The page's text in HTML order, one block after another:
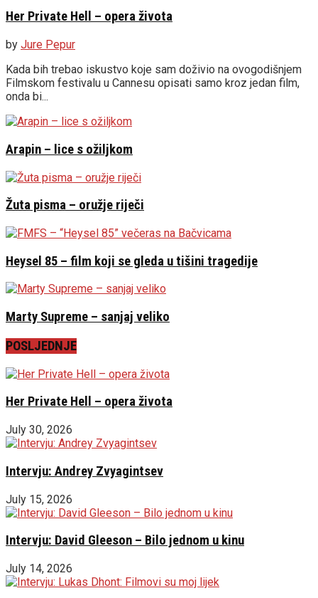
Her Private Hell – opera života
by Jure Pepur
Kada bih trebao iskustvo koje sam doživio na ovogodišnjem
Filmskom festivalu u Cannesu opisati samo kroz jedan film,
onda bi...
Arapin – lice s ožiljkom
Žuta pisma – oružje riječi
Heysel 85 – film koji se gleda u tišini tragedije
Marty Supreme – sanjaj veliko
POSLJEDNJE
Her Private Hell – opera života
July 30, 2026
Intervju: Andrey Zvyagintsev
July 15, 2026
Intervju: David Gleeson – Bilo jednom u kinu
July 14, 2026